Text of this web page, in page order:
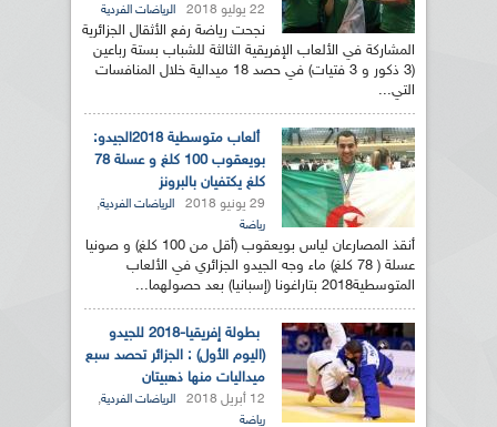
22 يوليو 2018 الرياضات الفردية
نجحت رياضة رفع الأثقال الجزائرية
المشاركة في الألعاب الإفريقية الثالثة للشباب بستة رباعين
(3 ذكور و 3 فتيات) في حصد 18 ميدالية خلال المنافسات
التي...
ألعاب متوسطية 2018الجيدو:
بويعقوب 100 كلغ و عسلة 78
كلغ يكتفيان بالبرونز
29 يونيو 2018 الرياضات الفردية,
رياضة
أنقذ المصارعان لياس بويعقوب (أقل من 100 كلغ) و صونيا
عسلة ( 78 كلغ) ماء وجه الجيدو الجزائري في الألعاب
المتوسطية2018 بتاراغونا (إسبانيا) بعد حصولهما...
بطولة إفريقيا-2018 للجيدو
(اليوم الأول) : الجزائر تحصد سبع
ميداليات منها ذهبيتان
12 أبريل 2018 الرياضات الفردية,
رياضة